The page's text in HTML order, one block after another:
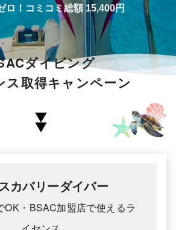
ロ！コミコミ総額 15,400円
ダイビング
ス取得キャンペーン
カバリーダイバー
・ BSAC加盟店で使えるラ